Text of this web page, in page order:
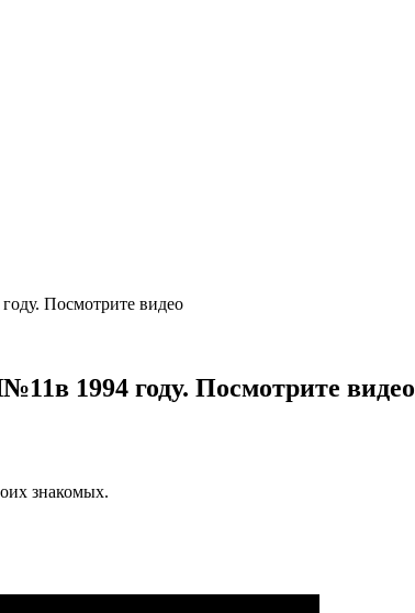
Посмотрите видео
1994 году. Посмотрите видео
знакомых.